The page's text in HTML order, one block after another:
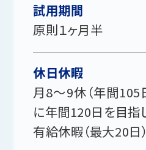
試用期間
原則１ヶ月半
休日休暇
月8～9休（年間
に年間120日を目指
有給休暇（最大20日